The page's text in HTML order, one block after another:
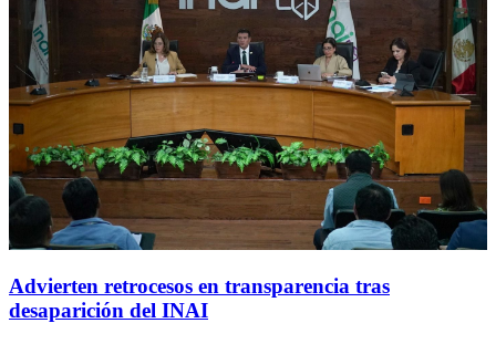
Advierten retrocesos en transparencia tras
desaparición del INAI